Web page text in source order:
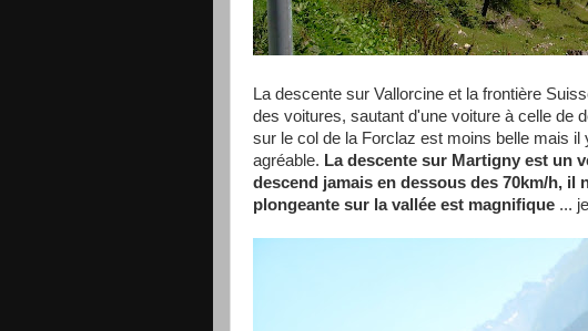
La descente sur Vallorcine et la frontière
des voitures, sautant d'une voiture à celle de
sur le col de la Forclaz est moins belle mais
agréable. La descente sur Martigny est un
descend jamais en dessous des 70km/h, il
plongeante sur la vallée est magnifique ...